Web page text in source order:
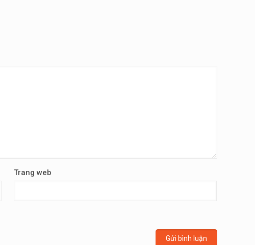
Trang web